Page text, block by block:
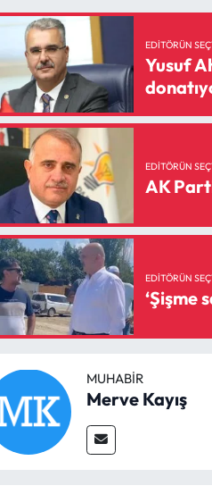
EDITÖRÜN
Yusuf
EDITÖRÜN
AK
EDITÖRÜN
MUHABIR
Merve Kayış